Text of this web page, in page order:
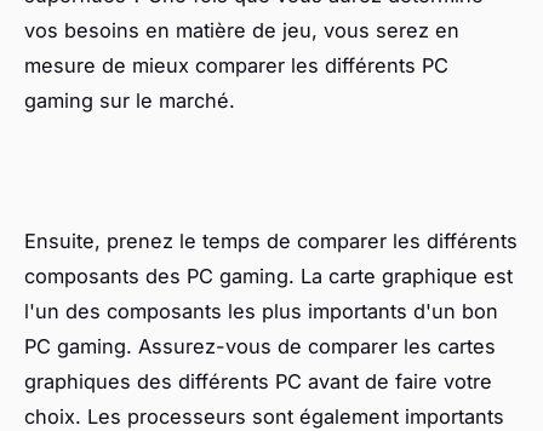
vos besoins en matière de jeu, vous serez en
mesure de mieux comparer les différents PC
gaming sur le marché.
Ensuite, prenez le temps de comparer les différents
composants des PC gaming. La carte graphique est
l'un des composants les plus importants d'un bon
PC gaming. Assurez-vous de comparer les cartes
graphiques des différents PC avant de faire votre
choix. Les processeurs sont également importants